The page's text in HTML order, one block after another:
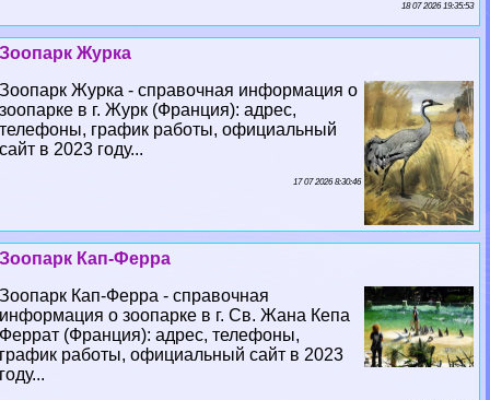
18 07 2026 19:35:53
Зоопарк Журка
Зоопарк Журка - справочная информация о
зоопарке в г. Журк (Франция): адрес,
телефоны, график работы, официальный
сайт в 2023 году...
17 07 2026 8:30:46
Зоопарк Кап-Ферра
Зоопарк Кап-Ферра - справочная
информация о зоопарке в г. Св. Жана Кепа
Феррат (Франция): адрес, телефоны,
график работы, официальный сайт в 2023
году...